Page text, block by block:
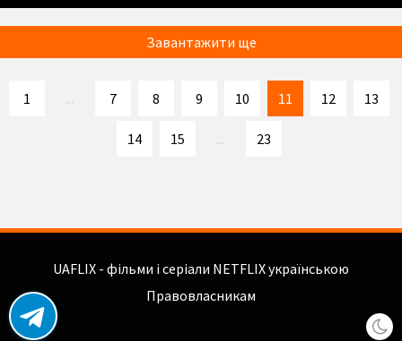
Завантажити ще
1 ... 7 8 9 10 11 12 13
14 15 ... 23
UAFLIX - фільми і серіали NETFLIX українською
Правовласникам